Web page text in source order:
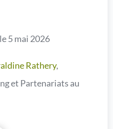
5 mai 2026
Rathery,
et Partenariats au